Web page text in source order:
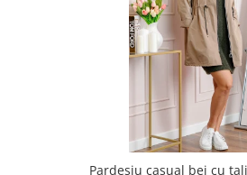
Pardesiu casual bej cu